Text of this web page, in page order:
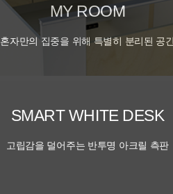
MY ROOM
혼자만의 집중을 위해 특별히 분리된 공
SMART WHITE DESK
고립감을 덜어주는 반투명 아크릴 측판